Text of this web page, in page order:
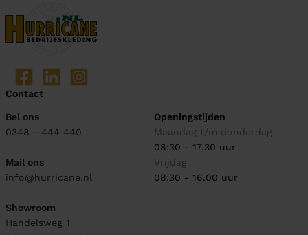
Contact
Bel ons
0348 - 444 440
Mail ons
info@hurricane.nl
Showroom
Handelsweg 1
Openingstijden
Maandag t/m donderdag
08:30 - 17.30 uur
Vrijdag
08:30 - 16.00 uur